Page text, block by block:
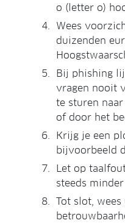
o (letter o)
Wees
duizenden
Bij phishing
vragen nooit
te sturen
of door het
Krijg je een
bijvoorbeeld
Let op
steeds
Tot slot,